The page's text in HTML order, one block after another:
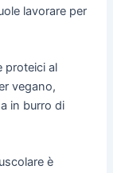
lavorare per
proteici al
vegano,
in burro di
è